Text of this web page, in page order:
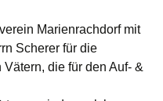
Marienrachdorf mit
Scherer für die
die für den Auf- &